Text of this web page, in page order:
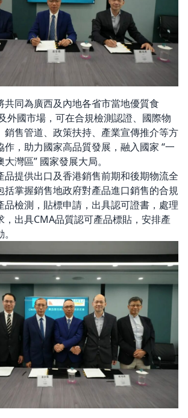
共同為廣西及內地各省市當地優質食
外國市場，可在合規檢測認證、國際物
銷售管道、政策扶持、產業宣傳推介等方
作，助力國家高品質發展，融入國家 “一
灣區” 國家發展大局。
品提供出口及香港銷售前期和後期物流全
括掌握銷售地政府對產品進口銷售的合規
品檢測，貼標申請，出具認可證書，處理
，出具CMA品質認可產品標貼，安排產